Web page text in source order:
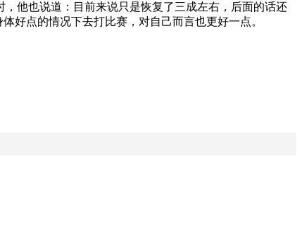
他也说道：目前来说只是恢复了三成左右，后面的话还
好点的情况下去打比赛，对自己而言也更好一点。